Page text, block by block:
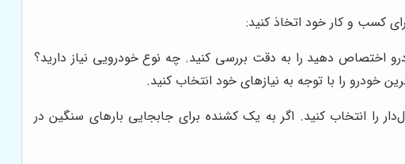
کسب و کار خود اتخاذ کنید:
اختصاص دهید را به دقت بررسی کنید. چه نوع خودرویی نیاز دارید؟
خودرو را با توجه به نیازهای خود انتخاب کنید.
را انتخاب کنید. اگر به یک کشنده برای جابجایی بارهای سنگین در